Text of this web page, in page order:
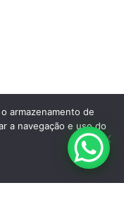
armazenamento de
a navegação e uso do